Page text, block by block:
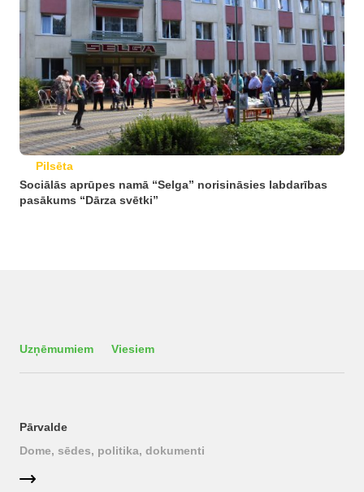
Pilsēta
Sociālās aprūpes namā “Selga” norisināsies labdarības
pasākums “Dārza svētki”
Uzņēmumiem Viesiem
Pārvalde
Dome, sēdes, politika, dokumenti